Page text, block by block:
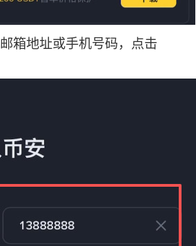
箱地址或手机号码，点击